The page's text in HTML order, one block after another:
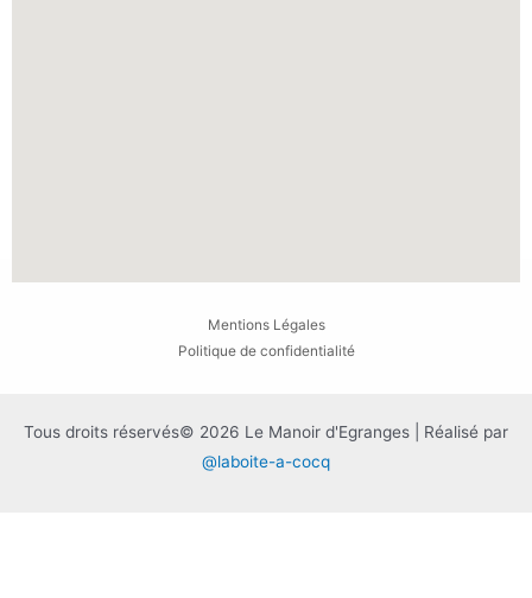
Mentions Légales
Politique de confidentialité
Tous droits réservés© 2026 Le Manoir d'Egranges | Réalisé par
@laboite-a-cocq